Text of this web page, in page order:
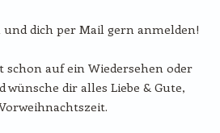
dich per Mail gern anmelden!
schon auf ein Wiedersehen oder
dir alles Liebe & Gute,